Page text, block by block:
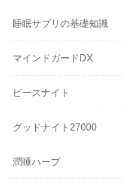
睡眠サプリの基礎知識
マインドガードDX
ピースナイト
グッドナイト27000
潤睡ハーブ